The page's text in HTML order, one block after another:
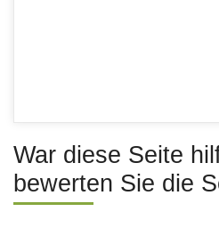
War diese Seite
bewerten Sie die